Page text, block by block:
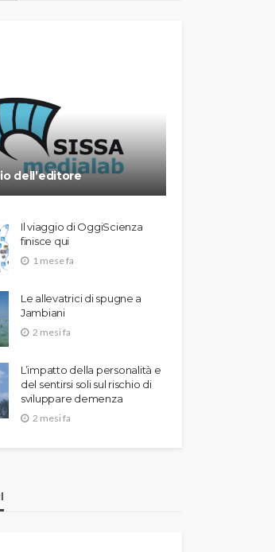
dell’editore
Il viaggio di OggiScienza
finisce qui
1 mese fa
Le allevatrici di spugne a
Jambiani
2 mesi fa
L’impatto della personalità e
del sentirsi soli sul rischio di
sviluppare demenza
2 mesi fa